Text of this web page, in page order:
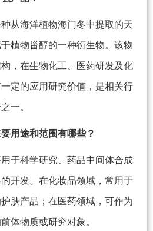
从海洋植物海门冬中提取的天
植物甾醇的一种衍生物。该物
，在生物化工、医药研发及化
定的应用研究价值，是相关行
一。
用途和范围有哪些？
于科学研究、药品中间体合成
开发。在化妆品领域，常用于
肤产品；在医药领域，可作为
体物质或研究对象。